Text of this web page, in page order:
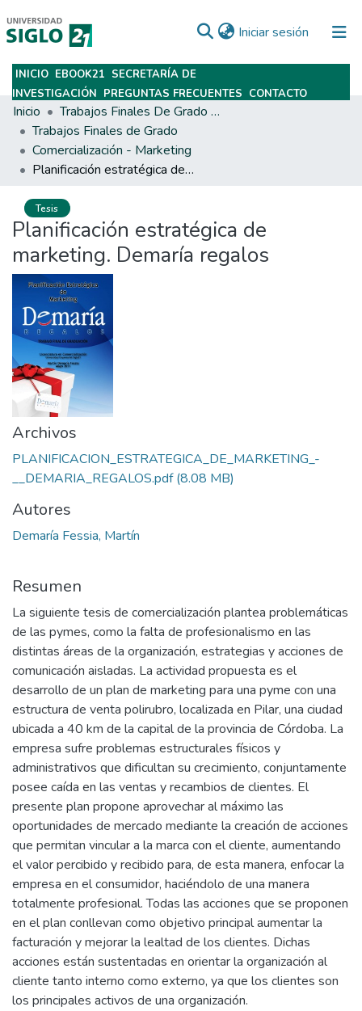
Iniciar sesión (current)
Subir
INICIO EBOOK21 SECRETARÍA DE
INVESTIGACIÓN PREGUNTAS FRECUENTES CONTACTO
Inicio
Trabajos Finales De Grado Y Posgrado
Trabajos Finales de Grado
Comercialización - Marketing
Planificación estratégica de marketing. Demaría regalos
Tesis
Planificación estratégica de
marketing. Demaría regalos
Archivos
PLANIFICACION_ESTRATEGICA_DE_MARKETING_-
__DEMARIA_REGALOS.pdf(8.08 MB)
Autores
Demaría Fessia, Martín
Resumen
La siguiente tesis de comercialización plantea problemáticas
de las pymes, como la falta de profesionalismo en las
distintas áreas de la organización, estrategias y acciones de
comunicación aisladas. La actividad propuesta es el
desarrollo de un plan de marketing para una pyme con una
estructura de venta polirubro, localizada en Pilar, una ciudad
ubicada a 40 km de la capital de la provincia de Córdoba. La
empresa sufre problemas estructurales físicos y
administrativos que dificultan su crecimiento, conjuntamente
posee caída en las ventas y recambios de clientes. El
presente plan propone aprovechar al máximo las
oportunidades de mercado mediante la creación de acciones
que permitan vincular a la marca con el cliente, aumentando
el valor percibido y recibido para, de esta manera, enfocar la
empresa en el consumidor, haciéndolo de una manera
totalmente profesional. Todas las acciones que se proponen
en el plan conllevan como objetivo principal aumentar la
facturación y mejorar la lealtad de los clientes. Dichas
acciones están sustentadas en orientar la organización al
cliente tanto interno como externo, ya que los clientes son
los principales activos de una organización.